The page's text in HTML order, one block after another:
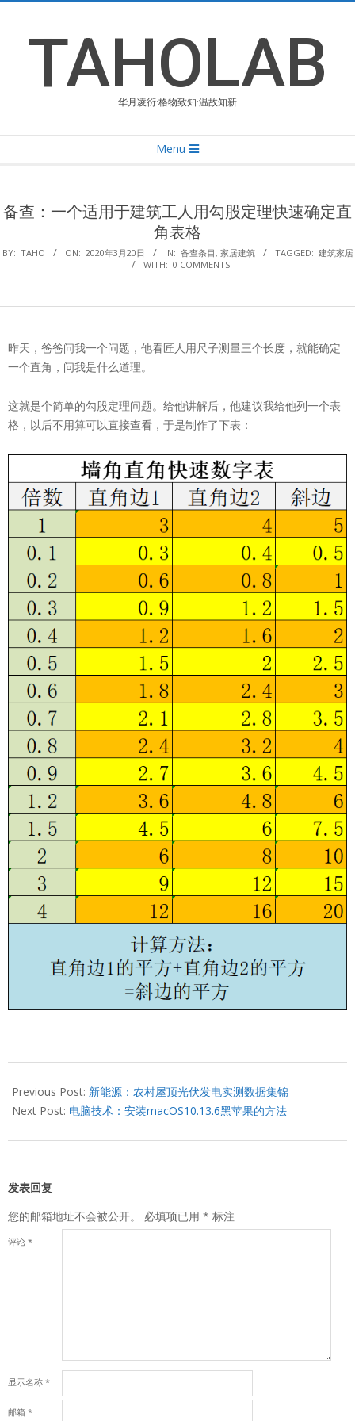
contentTAHOLAB
华月凌衍·格物致知·温故知新
Navigation
Menu
备查：一个适用于建筑工人用勾股定理快速确定直
角表格
BY: TAHO ON: 2020年3月20日 IN: 备查条目, 家居建筑 TAGGED: 建筑家居
WITH: 0 COMMENTS
昨天，爸爸问我一个问题，他看匠人用尺子测量三个长度，就能确定
一个直角，问我是什么道理。
这就是个简单的勾股定理问题。给他讲解后，他建议我给他列一个表
格，以后不用算可以直接查看，于是制作了下表：
03-
20
Previous Post: 新能源：农村屋顶光伏发电实测数据集锦
Next Post: 电脑技术：安装macOS10.13.6黑苹果的方法
发表回复
您的邮箱地址不会被公开。
必填项已用 * 标注
评论 *
显示名称 *
邮箱 *